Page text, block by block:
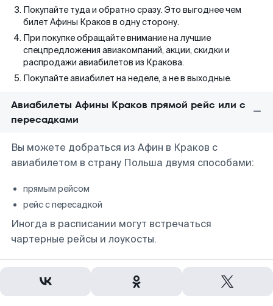
Покупайте туда и обратно сразу. Это выгоднее чем
билет Афины Краков в одну сторону.
При покупке обращайте внимание на лучшие
спецпредложения авиакомпаний, акции, скидки и
распродажи авиабилетов из Кракова.
Покупайте авиабилет на неделе, а не в выходные.
Авиабилеты Афины Краков прямой рейс или с
пересадками
Вы можете добраться из Афин в Краков с
авиабилетом в страну Польша двумя способами:
прямым рейсом
рейс с пересадкой
Иногда в расписании могут встречаться
чартерные рейсы и лоукосты.